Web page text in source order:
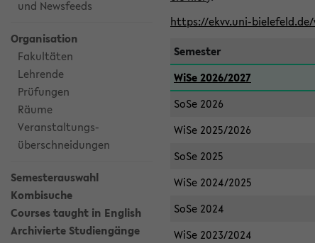
und Newsfeeds
Organisation
Fakultäten
Lehrende
Prüfungen
Räume
Veranstaltungs-
überschneidungen
Semesterauswahl
Kombisuche
Courses taught in English
Archivierte Studiengänge
https://ekvv.uni-
Semester
WiSe 2026/2027
SoSe 2026
WiSe 2025/2026
SoSe 2025
WiSe 2024/2025
SoSe 2024
WiSe 2023/2024